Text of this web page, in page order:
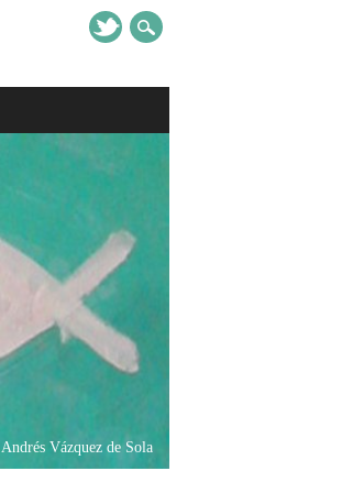
Andrés Vázquez de Sola